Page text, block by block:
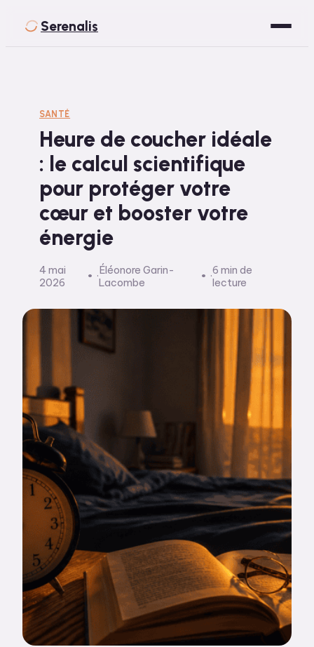
Serenalis
Bien-être
Développement Personnel
Spiritualité
Voyage
SANTÉ
Heure de coucher idéale
: le calcul scientifique
pour protéger votre
cœur et booster votre
énergie
4 mai
2026
·Éléonore Garin-
Lacombe
·6 min de
lecture